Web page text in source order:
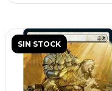
SIN STOCK